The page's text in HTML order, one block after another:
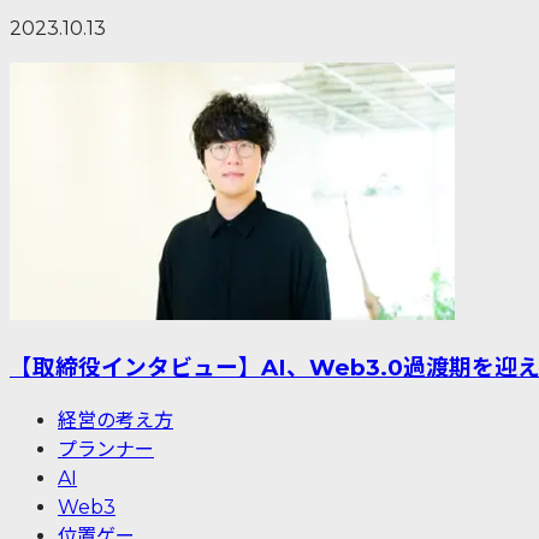
2023.10.13
【取締役インタビュー】AI、Web3.0過渡期を迎
経営の考え方
プランナー
AI
Web3